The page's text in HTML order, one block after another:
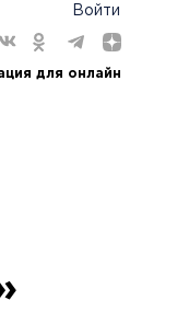
Войти
для онлайн